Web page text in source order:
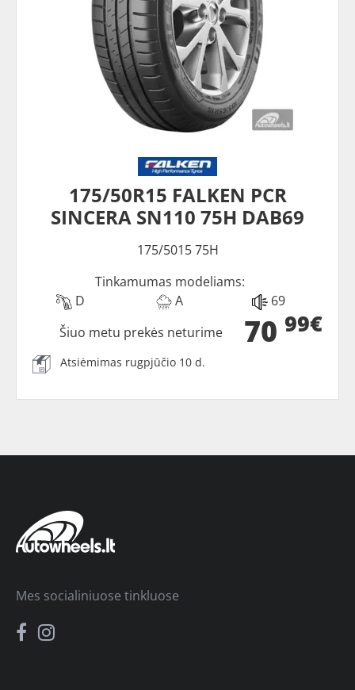
175/50R15 FALKEN PCR
SINCERA SN110 75H DAB69
175/5015 75H
Tinkamumas modeliams:
D
A 69
70 99€
Šiuo metu prekės neturime
Atsiėmimas rugpjūčio 10 d.
Mes socialiniuose tinkluose